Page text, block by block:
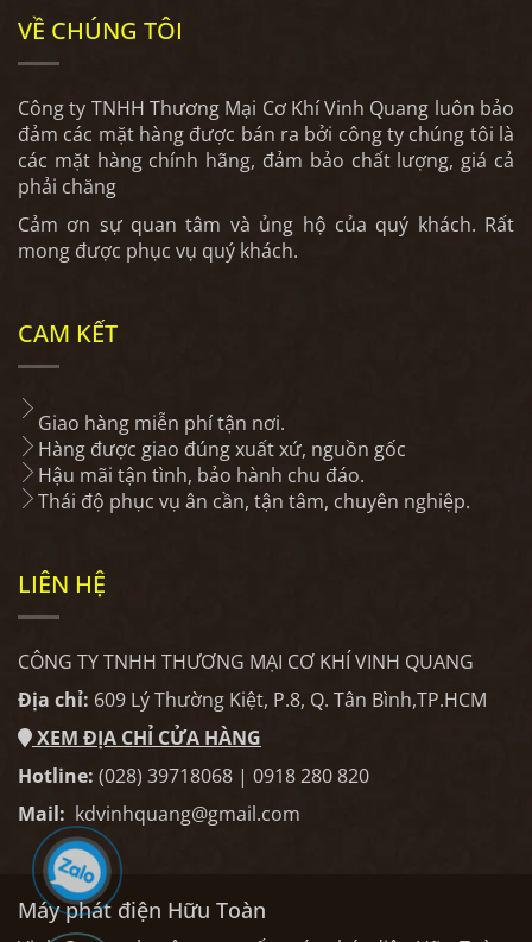
Máy phát điện Hữu Toàn
VỀ CHÚNG TÔI
Công ty TNHH Thương Mại Cơ Khí Vinh Quang luôn bảo
đảm các mặt hàng được bán ra bởi công ty chúng tôi là
các mặt hàng chính hãng, đảm bảo chất lượng, giá cả
phải chăng
Cảm ơn sự quan tâm và ủng hộ của quý khách. Rất
mong được phục vụ quý khách.
CAM KẾT
Giao hàng miễn phí tận nơi.
Hàng được giao đúng xuất xứ, nguồn gốc
Hậu mãi tận tình, bảo hành chu đáo.
Thái độ phục vụ ân cần, tận tâm, chuyên nghiệp.
LIÊN HỆ
CÔNG TY TNHH THƯƠNG MẠI CƠ KHÍ VINH QUANG
Địa chỉ: 609 Lý Thường Kiệt, P.8, Q. Tân Bình,TP.HCM
XEM ĐỊA CHỈ CỬA HÀNG
Hotline: (028) 39718068 | 0918 280 820
Mail: kdvinhquang@gmail.com